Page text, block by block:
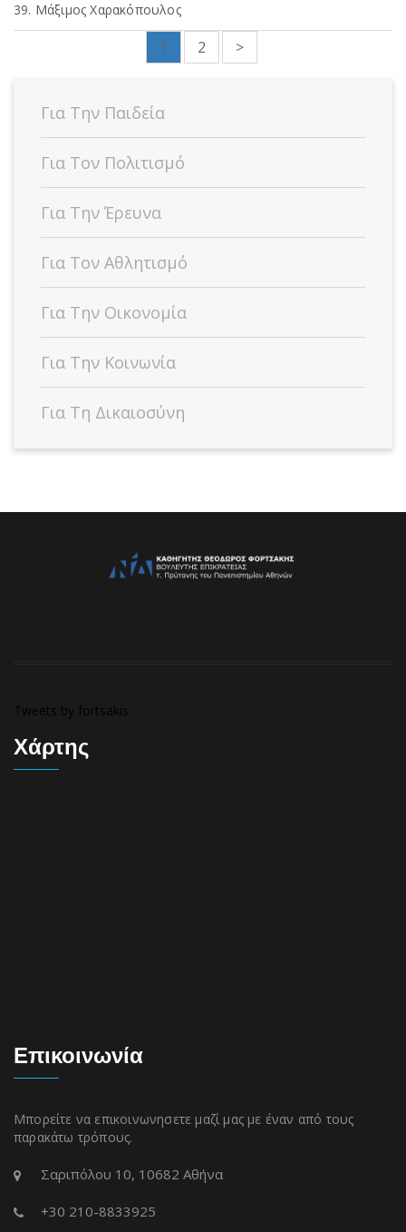
39. Μάξιμος Χαρακόπουλος
1 2 >
Για Την Παιδεία
Για Τον Πολιτισμό
Για Την Έρευνα
Για Τον Αθλητισμό
Για Την Οικονομία
Για Την Κοινωνία
Για Τη Δικαιοσύνη
Tweets by fortsakis
Χάρτης
Επικοινωνία
Μπορείτε να επικοινωνησετε μαζί μας με έναν από τους
παρακάτω τρόπους.
Σαριπόλου 10, 10682 Αθήνα
+30 210-8833925